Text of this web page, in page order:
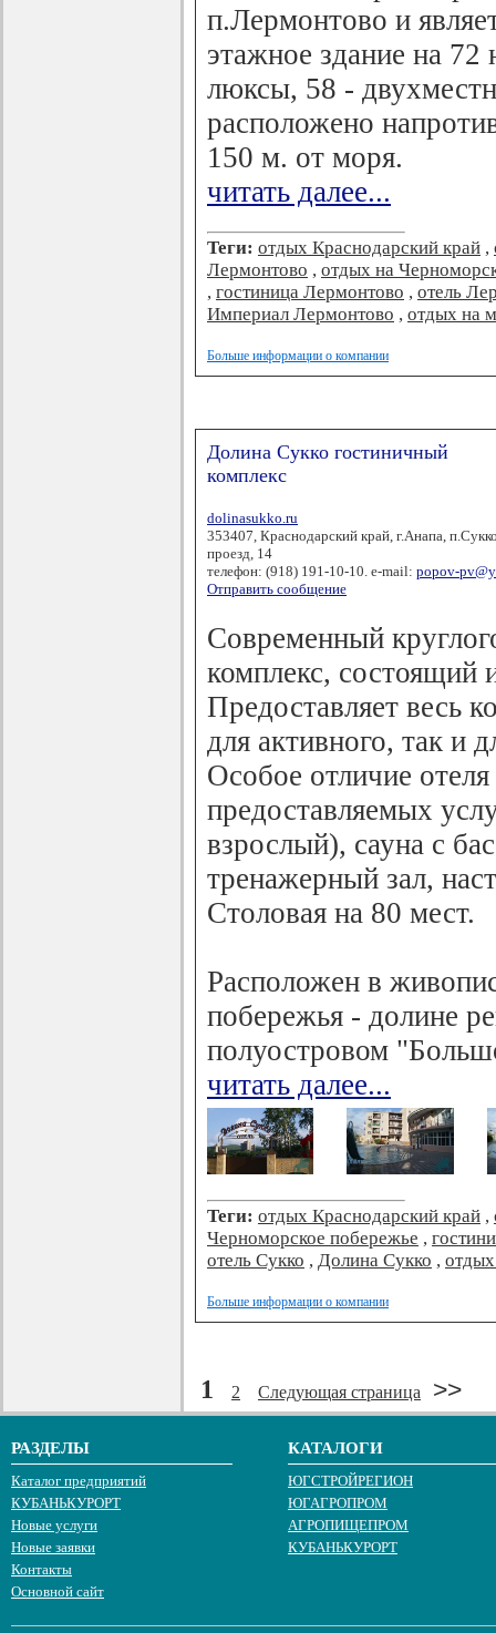
п.Лермонтово и
этажное здание на
люксы, 58 -
расположено
150 м. от моря.
читать далее...
Теги: отдых Краснодарский край ,
Лермонтово , отдых на
, гостиница Лермонтово , отель
Империал Лермонтово , отдых на
Больше информации о компании
Долина Сукко гостиничный
комплекс
dolinasukko.ru
353407, Краснодарский край, г.Анапа,
проезд, 14
телефон: (918) 191-10-10. e-mail: popov-
Отправить сообщение
Современный
комплекс, состоящий
Предоставляет весь
для активного, так и
Особое отличие
предоставляемых
взрослый), сауна с
тренажерный зал,
Столовая на 80 мест.
Расположен в
побережья - долине
полуостровом
читать далее...
Теги: отдых Краснодарский край ,
Черноморское побережье ,
отель Сукко , Долина Сукко ,
Больше информации о компании
1 2 Следующая страница >>
РАЗДЕЛЫ
Каталог предприятий
КУБАНЬКУРОРТ
Новые услуги
Новые заявки
Контакты
Основной сайт
КАТАЛОГИ
ЮГСТРОЙРЕГИОН
ЮГАГРОПРОМ
АГРОПИЩЕПРОМ
КУБАНЬКУРОРТ